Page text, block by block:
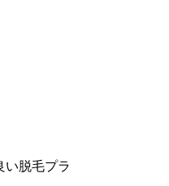
い脱毛プラ